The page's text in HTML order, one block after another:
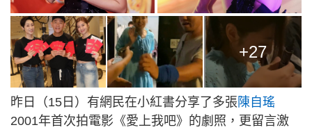
+27
昨日（15日）有網民在小紅書分享了多張 陳自瑤
2001年首次拍電影《愛上我吧》的劇照，更留言激